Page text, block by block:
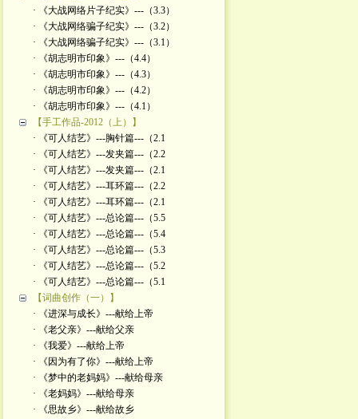
· 《大战网络片子纪实》---（3.3）
· 《大战网络骗子纪实》---（3.2）
· 《大战网络骗子纪实》---（3.1）
· 《胡志明市印象》---（4.4）
· 《胡志明市印象》---（4.3）
· 《胡志明市印象》---（4.2）
· 《胡志明市印象》---（4.1）
【手工作品-2012（上）】
· 《可人结艺》---胸针篇---（2.1
· 《可人结艺》---发夹篇---（2.2
· 《可人结艺》---发夹篇---（2.1
· 《可人结艺》---耳环篇---（2.2
· 《可人结艺》---耳环篇---（2.1
· 《可人结艺》---总论篇---（5.5
· 《可人结艺》---总论篇---（5.4
· 《可人结艺》---总论篇---（5.3
· 《可人结艺》---总论篇---（5.2
· 《可人结艺》---总论篇---（5.1
【词曲创作（一）】
· 《进深与成长》---献给上帝
· 《老父亲》---献给父亲
· 《我爱》---献给上帝
· 《因为有了你》---献给上帝
· 《梦中的老妈妈》---献给母亲
· 《老妈妈》---献给母亲
· 《思故乡》---献给故乡